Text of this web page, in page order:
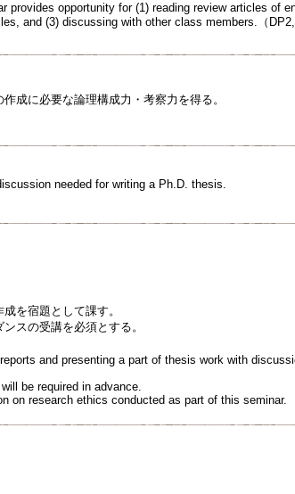
provides opportunity for (1) reading review articles of
and (3) discussing with other class members.（
成に必要な論理構成力・考察力を得る。
needed for writing a Ph.D. thesis.
を宿題として課す。
スの受講を必須とする。
and presenting a part of thesis work with
be required in advance.
on research ethics conducted as part of this seminar.